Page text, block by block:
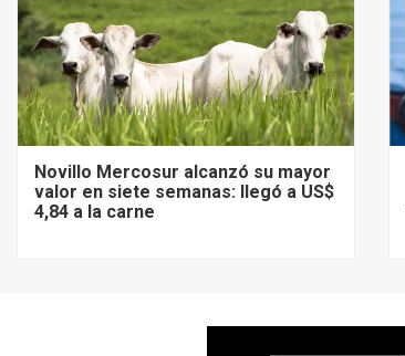
Novillo Mercosur alcanzó su mayor
valor en siete semanas: llegó a US$
4,84 a la carne